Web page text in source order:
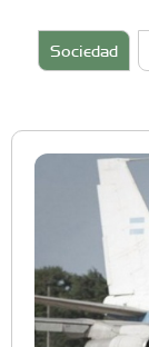
Sociedad